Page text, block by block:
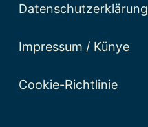
Datenschutzerklärung
Impressum / Künye
Cookie-Richtlinie